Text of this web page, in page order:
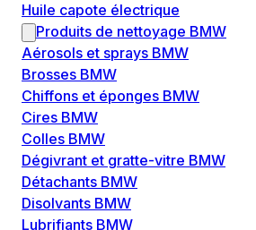
Huile capote électrique
Produits de nettoyage BMW
Aérosols et sprays BMW
Brosses BMW
Chiffons et éponges BMW
Cires BMW
Colles BMW
Dégivrant et gratte-vitre BMW
Détachants BMW
Disolvants BMW
Lubrifiants BMW